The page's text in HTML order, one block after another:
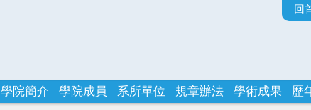
回
歷
學術成果
規章辦法
系所單位
學院成員
學院簡介